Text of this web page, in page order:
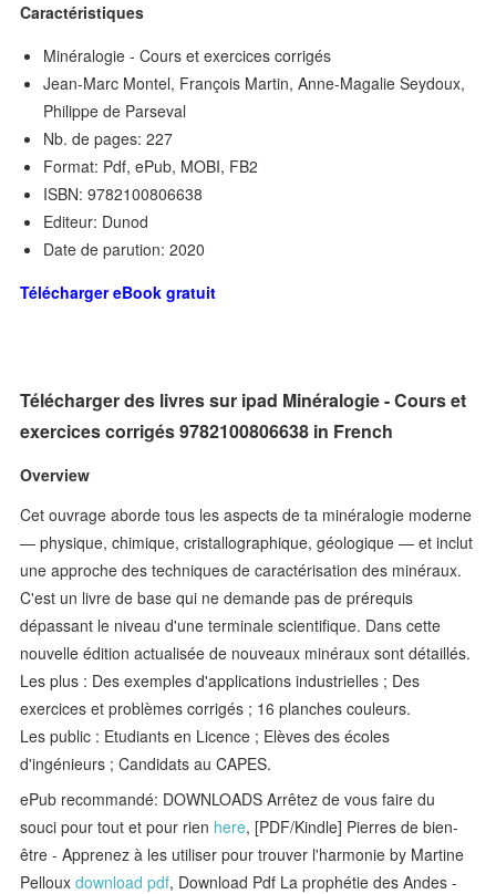
Caractéristiques
Minéralogie - Cours et exercices corrigés
Jean-Marc Montel, François Martin, Anne-Magalie Seydoux,
Philippe de Parseval
Nb. de pages: 227
Format: Pdf, ePub, MOBI, FB2
ISBN: 9782100806638
Editeur: Dunod
Date de parution: 2020
Télécharger eBook gratuit
Télécharger des livres sur ipad Minéralogie - Cours et
exercices corrigés 9782100806638 in French
Overview
Cet ouvrage aborde tous les aspects de ta minéralogie moderne
— physique, chimique, cristallographique, géologique — et inclut
une approche des techniques de caractérisation des minéraux.
C'est un livre de base qui ne demande pas de prérequis
dépassant le niveau d'une terminale scientifique. Dans cette
nouvelle édition actualisée de nouveaux minéraux sont détaillés.
Les plus : Des exemples d'applications industrielles ; Des
exercices et problèmes corrigés ; 16 planches couleurs.
Les public : Etudiants en Licence ; Elèves des écoles
d'ingénieurs ; Candidats au CAPES.
ePub recommandé: DOWNLOADS Arrêtez de vous faire du
souci pour tout et pour rien here, [PDF/Kindle] Pierres de bien-
être - Apprenez à les utiliser pour trouver l'harmonie by Martine
Pellouxdownload pdf, Download Pdf La prophétie des Andes -